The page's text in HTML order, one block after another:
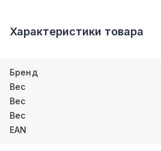
Характеристики товара
Бренд
Вес
Вес
Вес
EAN